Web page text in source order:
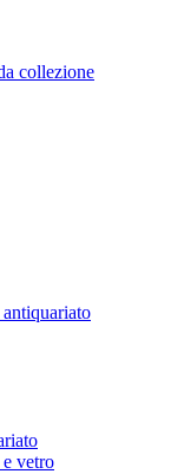
collezione
vetro